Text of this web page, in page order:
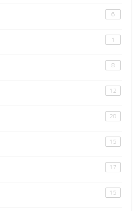
6
1
8
12
20
15
17
15